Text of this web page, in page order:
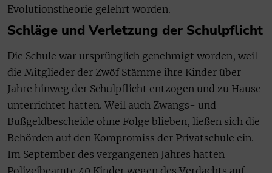
Evolutionstheorie gelehrt worden.
Schläge und Verletzung der Schulpflicht
Die Schule war ursprünglich genehmigt worden, weil
die Mitglieder der Zwöf Stämme ihre Kinder über
Jahre hinweg der Schulpflicht entzogen und zu Hause
unterrichtet hatten. Weil auch Zwangs- und
Bußgeldbescheide ohne Folge blieben, ließen sich die
Behörden auf den Kompromiss der Privatschule ein.
Im September des vergangenen Jahres hatten